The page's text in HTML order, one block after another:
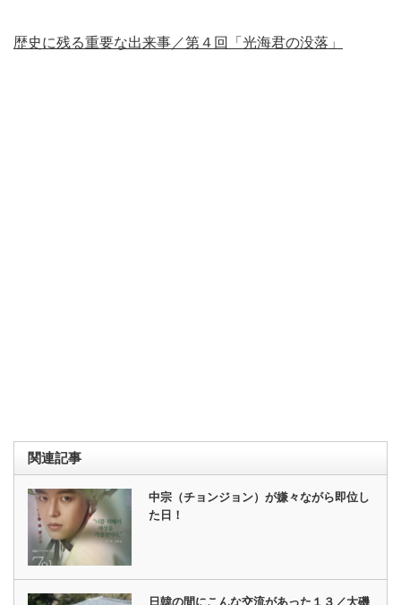
歴史に残る重要な出来事／第４回「光海君の没落」
関連記事
中宗（チョンジョン）が嫌々ながら即位し
た日！
日韓の間にこんな交流があった１３／大磯